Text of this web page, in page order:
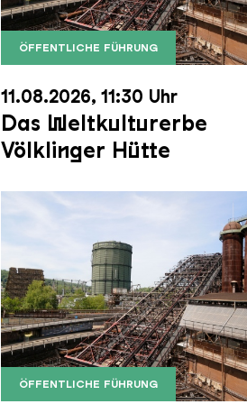
ÖFFENTLICHE FÜHRUNG
Der Erzschrägaufzug der
Copyright: Weltkulturerbe
11.08.2026, 11:30 Uhr
Das Weltkulturerbe
Völklinger Hütte
ÖFFENTLICHE FÜHRUNG